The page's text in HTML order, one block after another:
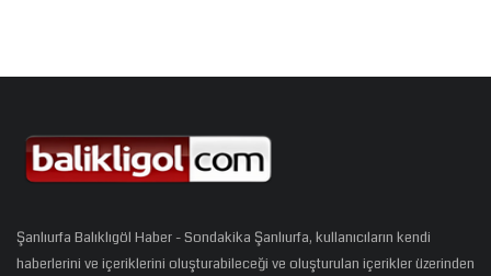
Şanlıurfa Balıklıgöl Haber - Sondakika Şanlıurfa, kullanıcıların kendi
haberlerini ve içeriklerini oluşturabileceği ve oluşturulan içerikler üzerinden